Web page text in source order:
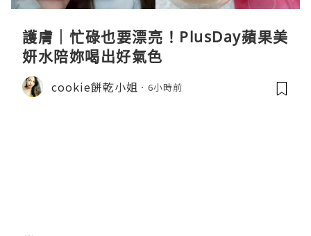
護膚｜忙碌也要漂亮！PlusDay蘋果美
妍水陪妳喝出好氣色
cookie餅乾小姐 6小時前